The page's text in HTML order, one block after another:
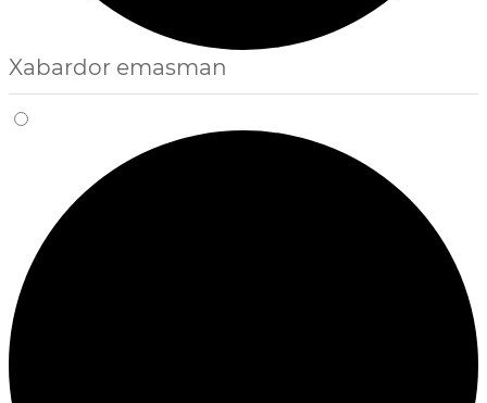
Xabardor emasman